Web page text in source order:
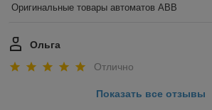
Оригинальные товары автоматов ABB
Ольга
Отлично
Показать все отзывы